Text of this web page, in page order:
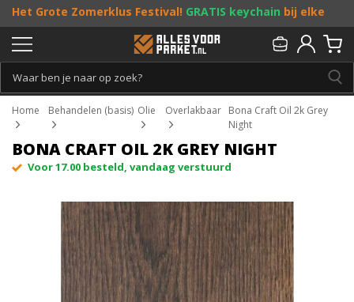
Het Grote Zomerklus Festival! GRATIS keychain bij elke
bestelling vanaf €25, entoffe acties! Doe je mee?
Persoonlijk & gratis advies:013 - 207 00 01
Home Behandelen (basis) Olie Overlakbaar Bona Craft Oil 2k Grey
Night
BONA CRAFT OIL 2K GREY NIGHT
Voor 17.00 besteld, vandaag verstuurd